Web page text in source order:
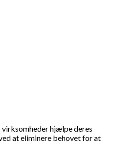
hjælpe deres
at eliminere behovet for at